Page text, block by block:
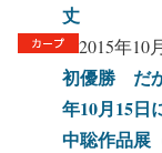
丈
2015年10
初優勝 だ
年10月15日
中聡作品展